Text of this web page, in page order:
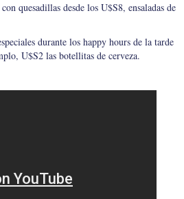
quesadillas desde los U$S8, ensaladas de
durante los happy hours de la tarde
U$S2 las botellitas de cerveza.